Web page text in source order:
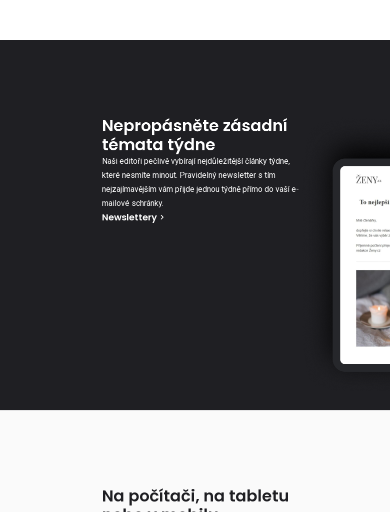
Nepropásněte zásadní
témata týdne
Naši editoři pečlivě vybírají nejdůležitější články týdne,
které nesmíte minout. Pravidelný newsletter s tím
nejzajímavějším vám přijde jednou týdně přímo do vaší e-
mailové schránky.
Newslettery
Na počítači, na tabletu